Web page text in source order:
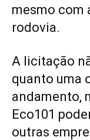
mesmo com
rodovia.
A licitação
quanto uma
andamento,
Eco101
outras